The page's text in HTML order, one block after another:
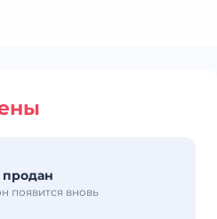
появится вновь